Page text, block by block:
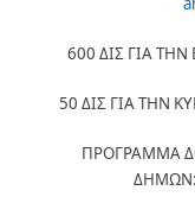
600 ΔΙΣ ΓΙΑ ΤΗΝ
50 ΔΙΣ ΓΙΑ ΤΗΝ
ΠΡΟΓΡΑΜΜΑ
ΔΗΜΩΝ: